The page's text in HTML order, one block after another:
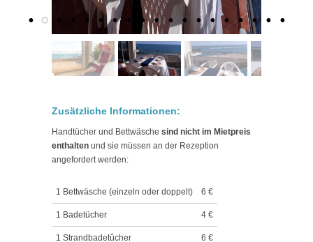
Zusätzliche Informationen:
Handtücher und Bettwäsche sind nicht im Mietpreis
enthalten und sie müssen an der Rezeption
angefordert werden:
1 Bettwäsche (einzeln oder doppelt) 6 €
1 Badetücher 4 €
1 Strandbadetûcher 6 €